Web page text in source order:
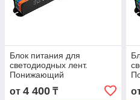
Блок питания для
светодиодных лент.
Понижающий
трансформатор DF02 12V
100W
от 4 400 ₸